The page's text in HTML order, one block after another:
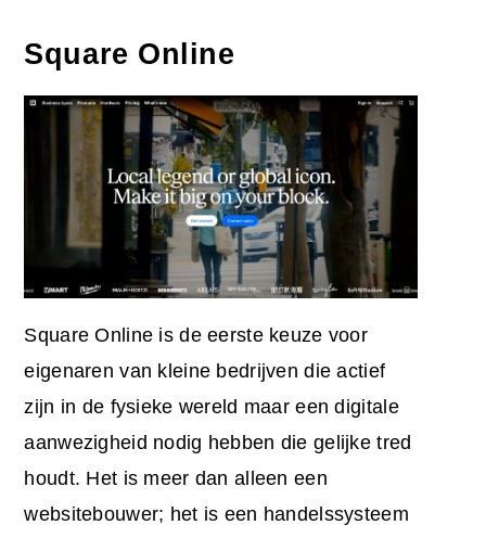
Square Online
Square Online is de eerste keuze voor
eigenaren van kleine bedrijven die actief
zijn in de fysieke wereld maar een digitale
aanwezigheid nodig hebben die gelijke tred
houdt. Het is meer dan alleen een
websitebouwer; het is een handelssysteem